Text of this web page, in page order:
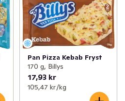
Pan Pizza Kebab Fryst
170 g, Billys
17,93 kr
105,47 kr /kg